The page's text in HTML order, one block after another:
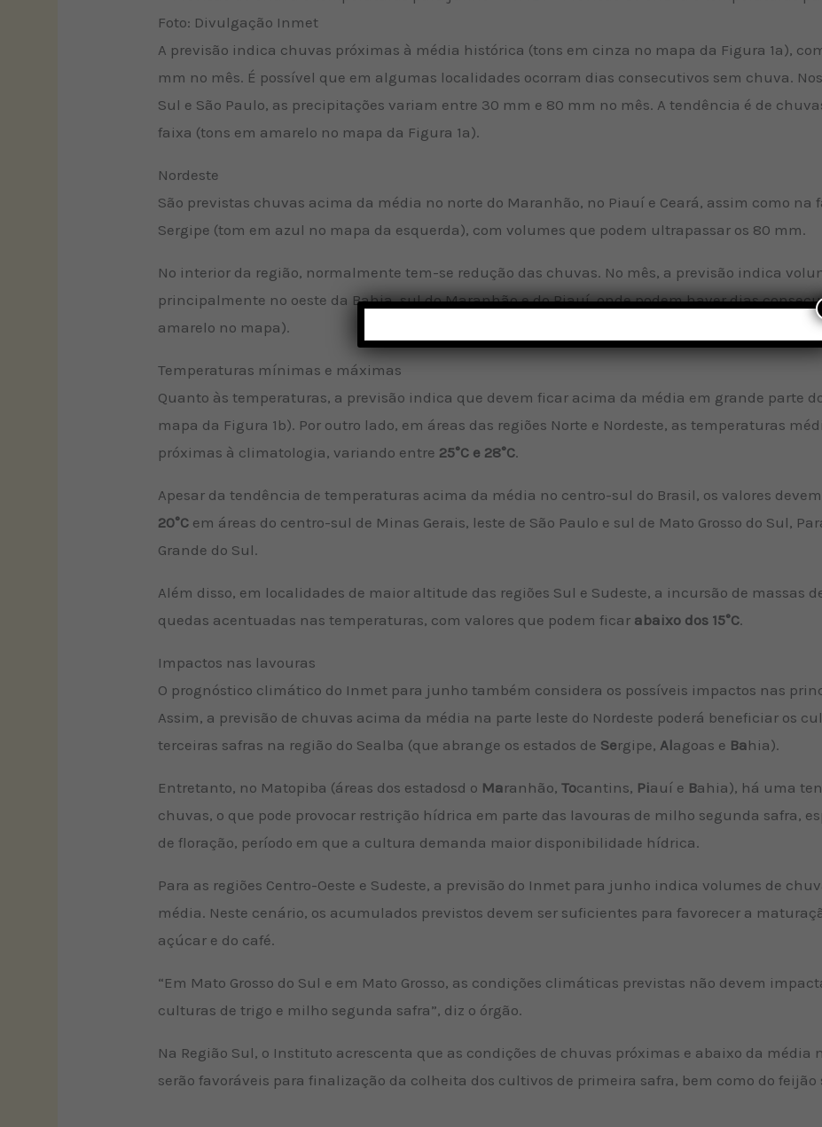
Foto: Divulgação Inmet
A previsão indica chuvas próximas à média histórica (tons em cinza no mapa da Figura 1a),
mm no mês. É possível que em algumas localidades ocorram dias consecutivos sem chuva. Nos
Sul e São Paulo, as precipitações variam entre 30 mm e 80 mm no mês. A tendência é de
faixa (tons em amarelo no mapa da Figura 1a).
Nordeste
São previstas chuvas acima da média no norte do Maranhão, no Piauí e Ceará, assim como na
Sergipe (tom em azul no mapa da esquerda), com volumes que podem ultrapassar os 80 mm.
No interior da região, normalmente tem-se redução das chuvas. No mês, a previsão indica
principalmente no oeste da Bahia, sul do Maranhão e do Piauí, onde podem haver dias
amarelo no mapa).
Temperaturas mínimas e máximas
Quanto às temperaturas, a previsão indica que devem ficar acima da média em grande parte
mapa da Figura 1b). Por outro lado, em áreas das regiões Norte e Nordeste, as temperaturas
próximas à climatologia, variando entre 25°C e 28°C.
Apesar da tendência de temperaturas acima da média no centro-sul do Brasil, os valores
20°Cem áreas do centro-sul de Minas Gerais, leste de São Paulo e sul de Mato Grosso do Sul,
Grande do Sul.
Além disso, em localidades de maior altitude das regiões Sul e Sudeste, a incursão de massas
quedas acentuadas nas temperaturas, com valores que podem ficar abaixo dos 15°C.
Impactos nas lavouras
O prognóstico climático do Inmet para junho também considera os possíveis impactos nas
Assim, a previsão de chuvas acima da média na parte leste do Nordeste poderá beneficiar os
terceiras safras na região do Sealba (que abrange os estados de Sergipe, Alagoas e Bahia).
Entretanto, no Matopiba (áreas dos estadosd o Maranhão, Tocantins, Piauí e Bahia), há uma
chuvas, o que pode provocar restrição hídrica em parte das lavouras de milho segunda safra,
de floração, período em que a cultura demanda maior disponibilidade hídrica.
Para as regiões Centro-Oeste e Sudeste, a previsão do Inmet para junho indica volumes de
média. Neste cenário, os acumulados previstos devem ser suficientes para favorecer a
açúcar e do café.
“Em Mato Grosso do Sul e em Mato Grosso, as condições climáticas previstas não devem
culturas de trigo e milho segunda safra”, diz o órgão.
Na Região Sul, o Instituto acrescenta que as condições de chuvas próximas e abaixo da média
serão favoráveis para finalização da colheita dos cultivos de primeira safra, bem como do feijão